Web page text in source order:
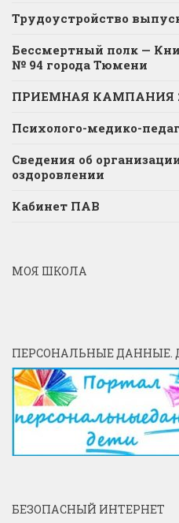
Трудоустройство
Бессмертный полк —
№ 94 города Тюмени
ПРИЕМНАЯ КАМПАНИЯ
Психолого-медико-
Сведения об
оздоровлении
Кабинет ПАВ
МОЯ ШКОЛА
ПЕРСОНАЛЬНЫЕ ДАННЫЕ.
БЕЗОПАСНЫЙ ИНТЕРНЕТ